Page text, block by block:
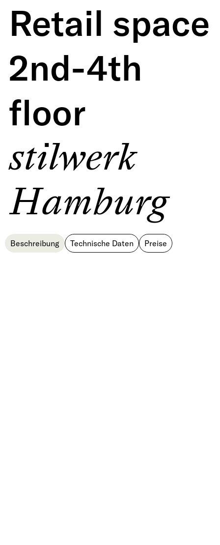
Beschreibung Technische Daten Preise
Retail space
2nd-4th
floor
stilwerk
Hamburg